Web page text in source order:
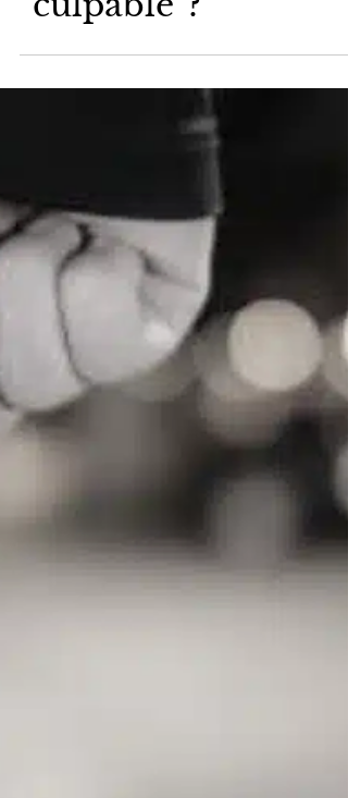
declararse “sin
contestación” y
“culpable”?